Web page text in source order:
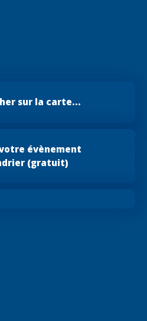
sur la carte...
évènement
(gratuit)